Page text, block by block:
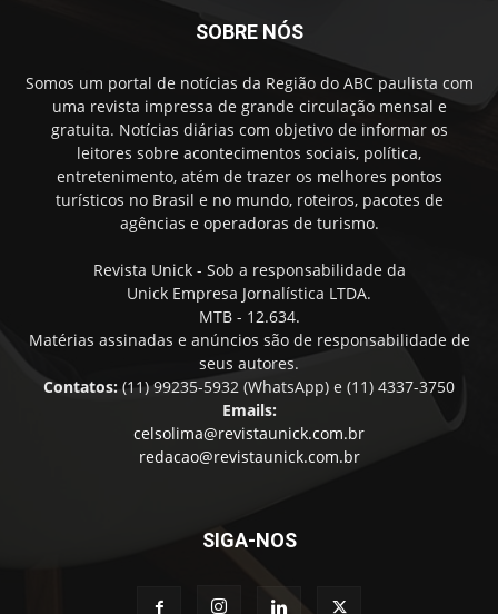
SOBRE NÓS
Somos um portal de notícias da Região do ABC paulista com
uma revista impressa de grande circulação mensal e
gratuita. Notícias diárias com objetivo de informar os
leitores sobre acontecimentos sociais, política,
entretenimento, atém de trazer os melhores pontos
turísticos no Brasil e no mundo, roteiros, pacotes de
agências e operadoras de turismo.
Revista Unick - Sob a responsabilidade da
Unick Empresa Jornalística LTDA.
MTB - 12.634.
Matérias assinadas e anúncios são de responsabilidade de
seus autores.
Contatos: (11) 99235-5932 (WhatsApp) e (11) 4337-3750
Emails:
celsolima@revistaunick.com.br
redacao@revistaunick.com.br
SIGA-NOS